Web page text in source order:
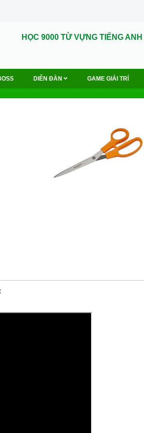
HỌC 9000 TỪ VỰNG TIẾNG ANH
DIỄN ĐÀN GAME GIẢI TRÍ